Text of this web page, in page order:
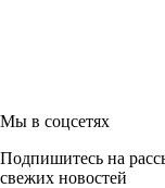
Мы в соцсетях
Подпишитесь на
свежих новостей